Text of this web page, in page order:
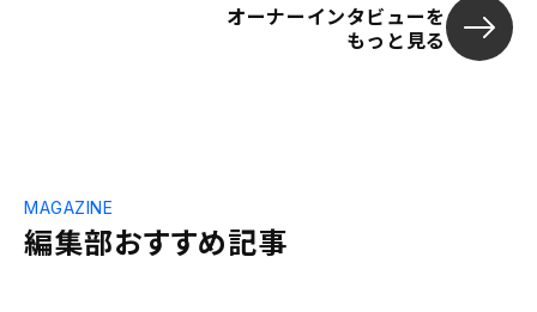
オーナーインタビューを
もっと見る
編集部おすすめ記事
MAGAZINE